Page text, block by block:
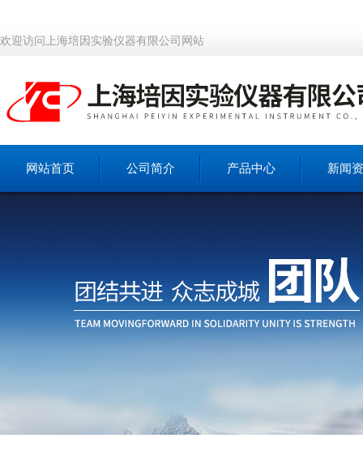
欢迎访问上海培因实验仪器有限公司网站
网站首页 公司简介 产品中心 新闻